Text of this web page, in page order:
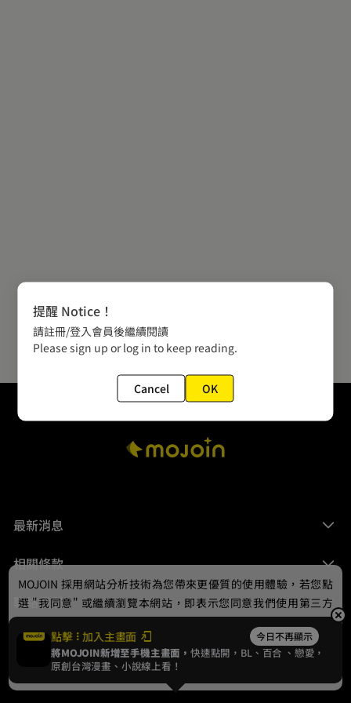
最新消息
相關條款
聯絡我們
© 2024 gamania Digital Entertainment Co., Ltd.
點擊 加入主畫面 今日不再顯示
將MOJOIN新增至手機主畫面，快速點開，BL、 百合 、戀愛，
原創台灣漫畫、小說線上看！
MOJOIN 採用網站分析技術為您帶來更優質的使用體驗，若您點
選 "我同意" 或繼續瀏覽本網站，即表示您同意我們使用第三方
Cookie，欲瞭解更多資訊請見隱私權政策。
我同意
提醒 Notice！
請註冊/登入會員後繼續閱讀
Please sign up or log in to keep reading.
Cancel OK